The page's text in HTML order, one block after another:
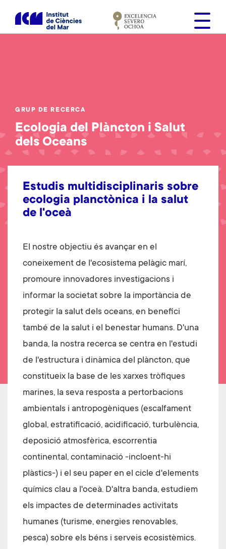
s
n
t
GRUP DE RECERCA
Ecologia del Plàncton i Salut
dels Oceans
Estudis multidisciplinaris sobre
ecologia planctònica i la salut
de l'oceà
El nostre objectiu és avançar en el
coneixement de l'ecosistema pelàgic marí,
promoure innovadores investigacions i
informar la societat sobre la importància de
protegir la salut dels oceans, en benefici
també de la salut i el benestar humans. D'una
banda, la nostra recerca se centra en l'estudi
de l'estructura i dinàmica del plàncton, que
constitueix la base de les xarxes tròfiques
marines, la seva resposta a pertorbacions
ambientals i antropogèniques (escalfament
global, estratificació, acidificació, turbulència,
deposició atmosfèrica, escorrentia
continental, contaminació -incloent-hi
plàstics-) i el seu paper en el cicle d'elements
químics clau a l'oceà. D'altra banda, estudiem
els impactes de determinades activitats
humanes (turisme, energies renovables,
pesca) sobre els béns i serveis ecosistèmics.